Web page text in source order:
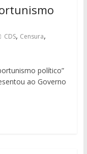
CDS, Censura,
político”
ao Governo